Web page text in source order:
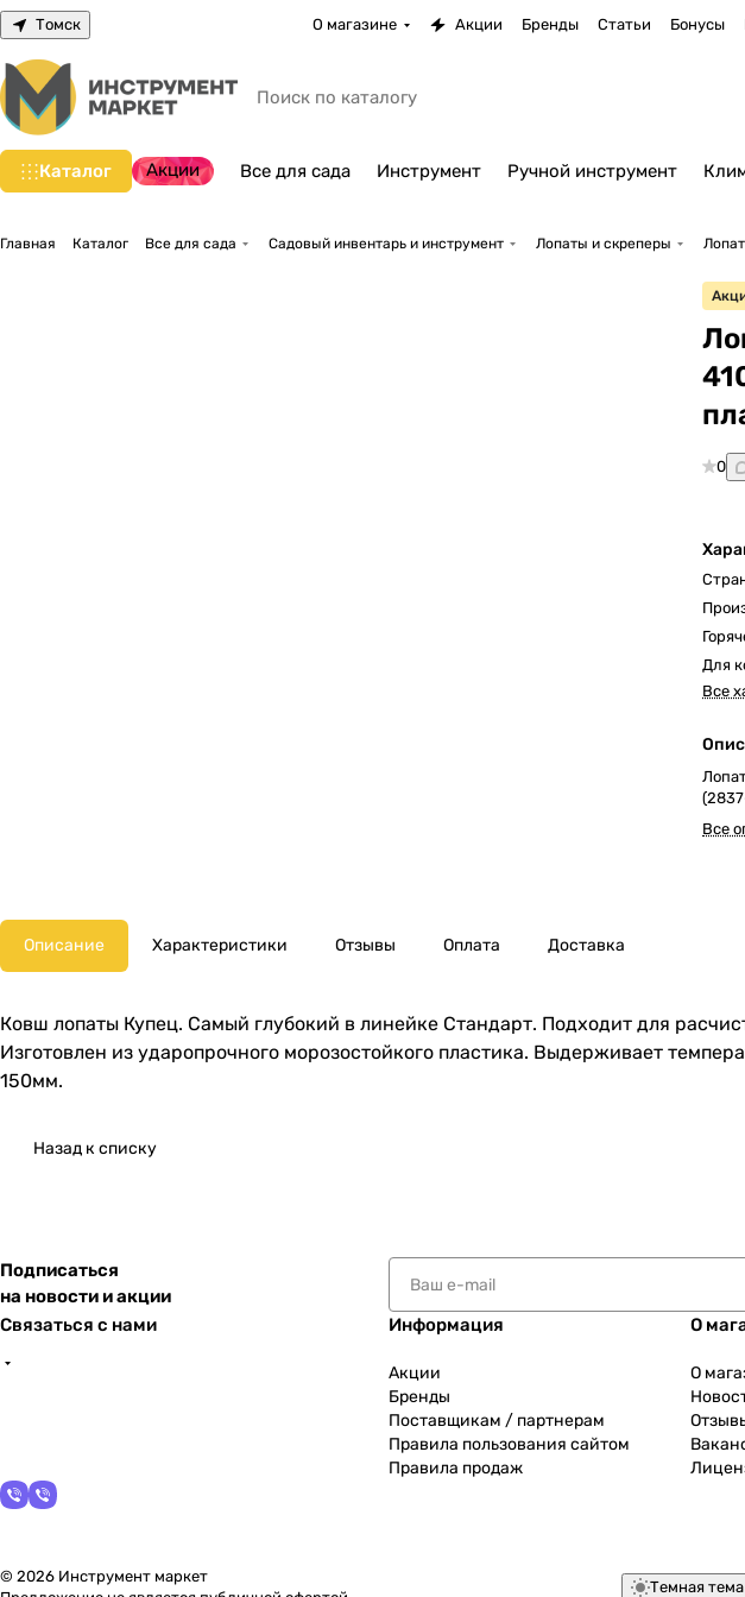
Томск О магазине Акции Бренды Статьи Бонусы
Каталог Акции Все для сада Инструмент Ручной инструмент
Главная Каталог Все для сада Садовый инвентарь и инструмент Лопаты и скреперы
0
Для
Все
Все
Описание Характеристики Отзывы Оплата Доставка
Ковш лопаты Купец. Самый глубокий в линейке Стандарт. Подходит для
Изготовлен из ударопрочного морозостойкого пластика. Выдерживает
150мм.
Назад к списку
Подписаться
на новости и акции
Связаться с нами
Информация
Акции
Бренды
Поставщикам / партнерам
Правила пользования сайтом
Правила продаж
О
О
© 2026 Инструмент маркет
Темная тема